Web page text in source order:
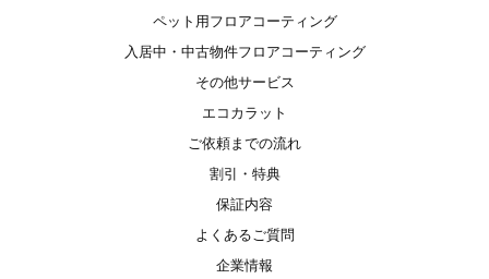
ペット用フロアコーティング
入居中・中古物件フロアコーティング
その他サービス
エコカラット
ご依頼までの流れ
割引・特典
保証内容
よくあるご質問
企業情報